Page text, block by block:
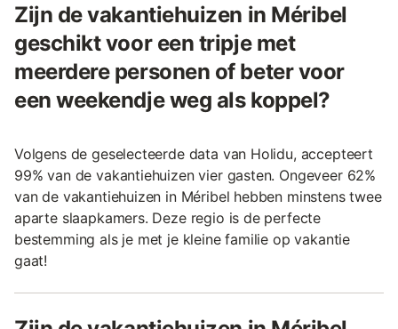
Zijn de vakantiehuizen in Méribel
geschikt voor een tripje met
meerdere personen of beter voor
een weekendje weg als koppel?
Volgens de geselecteerde data van Holidu, accepteert
99% van de vakantiehuizen vier gasten. Ongeveer 62%
van de vakantiehuizen in Méribel hebben minstens twee
aparte slaapkamers. Deze regio is de perfecte
bestemming als je met je kleine familie op vakantie
gaat!